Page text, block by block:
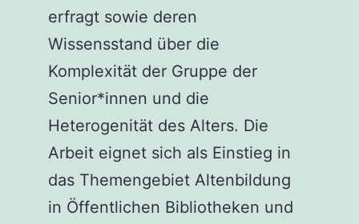
erfragt sowie deren
Wissensstand über die
Komplexität der Gruppe der
Senior*innen und die
Heterogenität des Alters. Die
Arbeit eignet sich als Einstieg in
das Themengebiet Altenbildung
in Öffentlichen Bibliotheken und